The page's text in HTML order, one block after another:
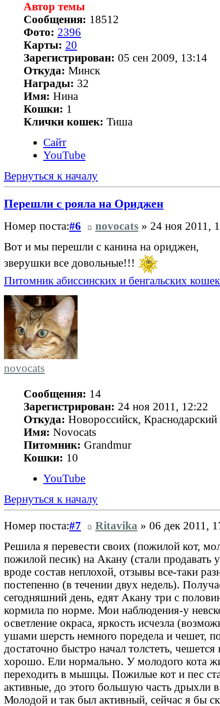
Автор темы
Сообщения: 18512
Фото: 2396
Карты: 20
Зарегистрирован: 05 сен 2009, 13:14
Откуда: Минск
Награды: 32
Имя: Нина
Кошки: 1
Клички кошек: Тиша
Сайт
YouTube
Вернуться к началу
Перешли с рояла на Ориджен
Номер поста:#6 novocats » 24 ноя 2011,
Вот и мы перешли с канина на ориджен,
зверушки все довольные!!!
Питомник абиссинских и бенгальских
novocats
Сообщения: 14
Зарегистрирован: 24 ноя 2011, 12:22
Откуда: Новороссийск, Краснодарский
Имя: Novocats
Питомник: Grandmur
Кошки: 10
YouTube
Вернуться к началу
Номер поста:#7 Ritavika » 06 дек 2011,
Решила я перевести своих (пожилой кот,
пожилой песик) на Акану (стали продавать
вроде состав неплохой, отзывы все-таки
постепенно (в течении двух недель).
сегодняшний день, едят Акану три с
кормила по норме. Мои наблюдения-у
осветление окраса, яркость исчезла
ушами шерсть немного поредела и чешет,
достаточно быстро начал толстеть,
хорошо. Ели нормально. У молодого кота
переходить в мышцы. Пожилые кот и пес
активные, до этого большую часть дрыхли
Молодой и так был активный, сейчас я бы